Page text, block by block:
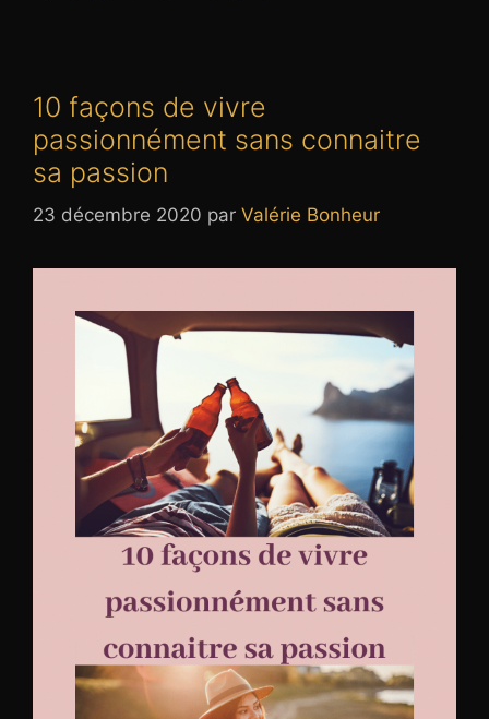
10 façons de vivre
passionnément sans connaitre
sa passion
23 décembre 2020 par Valérie Bonheur